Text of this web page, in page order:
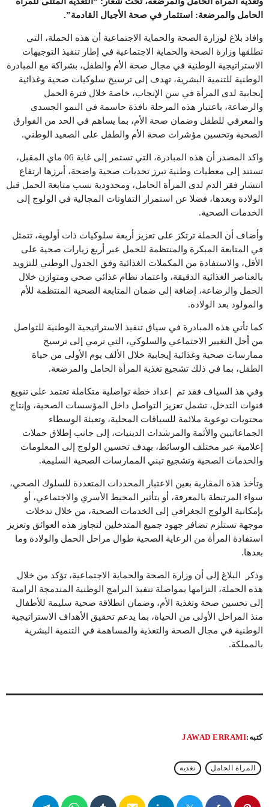
الحامل والمرضعة: استثمار في صحة الأجيال القادمة”.
وافاد بلاغ لوزارة الصحة والحماية الاجتماعية أن هذه الحملة، التي
تطلقها وزارة الصحة والحماية الاجتماعية في إطار تنفيذ التوجيهات
الاستراتيجية الوطنية في مجال صحة الأم والطفل، بشراكة مع المبادرة
الوطنية للتنمية البشرية، تهدف إلى ترسيخ سلوكيات صحية وغذائية
إيجابية لدى المرأة في سن الإنجاب، خاصة خلال فترة الحمل
والرضاعة، باعتبار هذه المرحلة نافذة حاسمة في النمو الجسدي
والمعرفي للطفل وضمان صحة الأم، بما يساهم في الحد من الفوارق
الصحية وتحسين مؤشرات صحة الأم والطفل على الصعيد الوطني.
واكد المصدر أن هذه المبادرة، التي تستمر إلى غاية 06 ماي المقبل،
تستند إلى معطيات وطنية تبرز تحديات صحية واضحة، أبرزها ارتفاع
انتشار فقر الدم لدى المرأة الحامل، ومحدودية نسب متابعة الحمل قبل
الولادة وبعدها، فضلا عن استمرار التفاوتات المجالية في الولوج إلى
الخدمات الصحية.
وأضاف أن الحملة ترتكز على تعزيز أربعة سلوكيات ذات أولوية، تتمثل
في المتابعة المبكرة والمنتظمة للحمل عبر أربع زيارات صحية على
الأقل، والاستفادة من المكملات الغذائية وفق الجدول الوطني للتزويد
بالعناصر الغذائية الدقيقة، واعتماد نظام غذائي صحي ومتوازن خلال
الحمل والرضاعة، إضافة إلى ضمان المتابعة الصحية المنتظمة للأم
والمولود بعد الولادة.
كما تأتي هذه المبادرة في سياق تنفيذ الاستراتيجية الوطنية للتواصل
من أجل التغيير الاجتماعي والسلوكي، التي ترمي إلى ترسيخ
ممارسات صحية وغذائية إيجابية خلال الألف يوم الأولى من حياة
الطفل، بما في ذلك تشجيع تغذية المرأة الحامل والمرضعة.
وفي هذ السياف فقد تم إعداد خطة تواصلية متكاملة تعتمد على تنويع
قنوات التدخل، تشمل تعزيز التواصل داخل المؤسسات الصحية، وإنتاج
محتويات توعوية ملائمة للسياقات المحلية، وتعبئة الوسطاء
الجماعاتيين والأئمة والمرشدات الدينيات، إلى جانب إطلاق حملات
إعلامية عبر مختلف الوسائط، بهدف تحسين الولوج إلى المعلومات
والخدمات الصحية وتشجيع تبني الممارسات الصحية السليمة.
وتأخذ هذه المقاربة بعين الاعتبار المحددات المتعددة للسلوك الصحي،
سواء المرتبطة بالمعرفة، أو بتأثير المحيط الأسري والاجتماعي، أو
بإمكانية الولوج الجغرافي إلى الخدمات الصحية، من خلال تدخلات
موجهة تستلزم تضافر جهود جميع المتدخلين لتجاوز هذه العوائق وتعزيز
استفادة المرأة من الرعاية الصحية طوال مراحل الحمل والولادة وما
بعدها.
وذكر البلاغ إلى أن وزارة الصحة والحماية الاجتماعية، تؤكد من خلال
هذه الحملة، التزامها بمواصلة تنفيذ البرامج الوطنية المندمجة الرامية
إلى تحسين صحة وتغذية الأم، وضمان انطلاقة صحية سليمة للأطفال
منذ المراحل الأولى من الحياة، بما يدعم تحقيق الأهداف الاستراتيجية
الوطنية في مجال الصحة والتغذية والمساهمة في التنمية البشرية
بالمملكة.
كتبه:JAWAD ERRAMI
المراة الحامل تغدية